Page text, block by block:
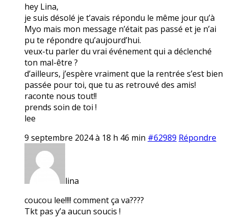
hey Lina,
je suis désolé je t’avais répondu le même jour qu’à
Myo mais mon message n’était pas passé et je n’ai
pu te répondre qu’aujourd’hui.
veux-tu parler du vrai événement qui a déclenché
ton mal-être ?
d’ailleurs, j’espère vraiment que la rentrée s’est bien
passée pour toi, que tu as retrouvé des amis!
raconte nous tout!!
prends soin de toi !
lee
9 septembre 2024 à 18 h 46 min #62989 Répondre
lina
coucou lee!!!! comment ça va????
Tkt pas y’a aucun soucis !